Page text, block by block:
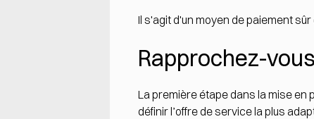
Il s'agit d'un moyen de paiement
Rapprochez-
La première étape dans la mise
définir l’offre de service la plus